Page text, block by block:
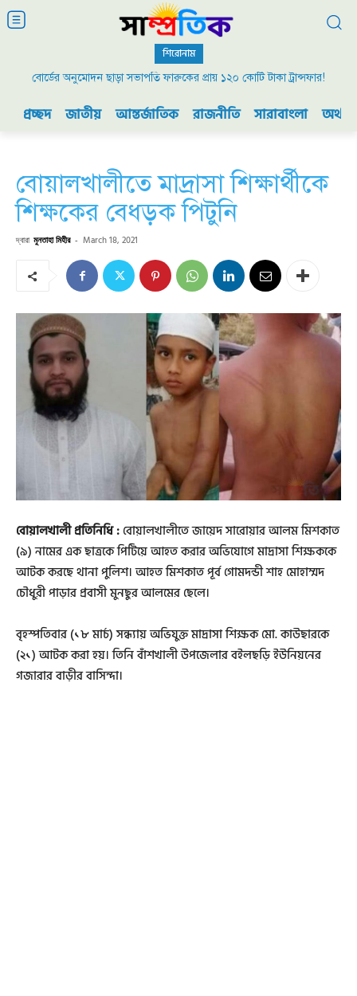
শিরোনাম
বোর্ডের অনুমোদন ছাড়া সভাপতি ফারুকের প্রায় ১২০ কোটি টাকা ট্রান্সফার!
প্রচ্ছদ জাতীয় আন্তর্জাতিক রাজনীতি সারাবাংলা
বোয়ালখালীতে মাদ্রাসা শিক্ষার্থীকে
শিক্ষকের বেধড়ক পিটুনি
দ্বারা মুনতাহা মিহীর - March 18, 2021
বোয়ালখালী প্রতিনিধি : বোয়ালখালীতে জায়েদ সারোয়ার আলম মিশকাত
(৯) নামের এক ছাত্রকে পিটিয়ে আহত করার অভিযোগে মাদ্রাসা শিক্ষককে
আটক করছে থানা পুলিশ। আহত মিশকাত পূর্ব গোমদন্ডী শাহ মোহাম্মদ
চৌধুরী পাড়ার প্রবাসী মুনছুর আলমের ছেলে।
বৃহস্পতিবার (১৮ মার্চ) সন্ধ্যায় অভিযুক্ত মাদ্রাসা শিক্ষক মো. কাউছারকে
(২১) আটক করা হয়। তিনি বাঁশখালী উপজেলার বইলছড়ি ইউনিয়নের
গজারার বাড়ীর বাসিন্দা।